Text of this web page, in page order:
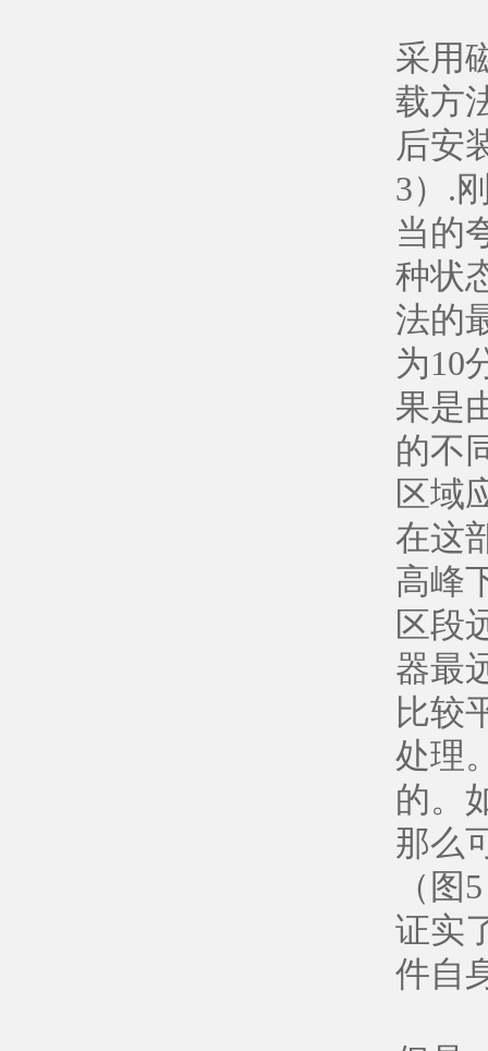
采用
载方
后安
3）.
当的
种状
法的
为10
果是
的不
区域
在这
高峰
区段
器最
比较
处理
的。
那么
（
证实
件自